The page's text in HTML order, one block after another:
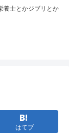
養士とかジブリとか
はてブ